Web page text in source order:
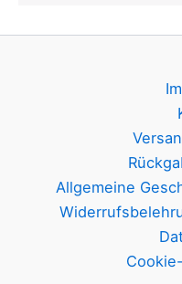
Allgemeine